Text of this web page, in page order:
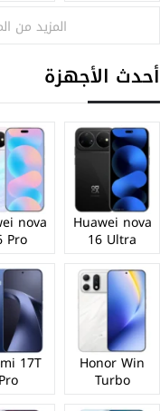
المزيد من
أحدث الأجهزة
Huawei nova
16 Ultra
nova
Pro
Honor Win
Turbo
17T
Pro